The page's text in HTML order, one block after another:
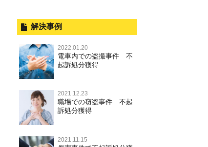
逮捕されたら
釈放してほしい
逮捕後、早急な釈放・保釈を望む
ときにすべきこと
被害者との示談を円満に進めるた
めには
こと
暴行・傷害
殺人
過失致死・過失傷害
脅迫・強要
逮捕・監禁
略取・誘拐・人身売買
性犯罪 TOP
痴漢
盗撮，のぞき
つ，準強制わいせつ），監護者わ
いせつ
不同意性交等・監護者性交等
淫行・援助交際
事件別－財産犯
財産犯 TOP
窃盗罪
強盗罪
詐欺罪
恐喝罪
横領・背任
事件別－薬物事件
薬物事件 TOP
覚せい剤
大麻
事件別－交通違反・交通事故
交通違反・交通事故 TOP
人身事故・死亡事故
ひき逃げ・当て逃げ
その他
その他 TOP
著作権法違反
外国人事件の手続きと特色
刑事裁判の概要・手続
公務員の逮捕・刑事事件
控訴・上告
国選弁護士と私選弁護士の違い
裁判員裁判
解決事例
2022.01.20
電車内での盗撮事件 不
起訴処分獲得
2021.12.23
職場での窃盗事件 不起
訴処分獲得
2021.11.15